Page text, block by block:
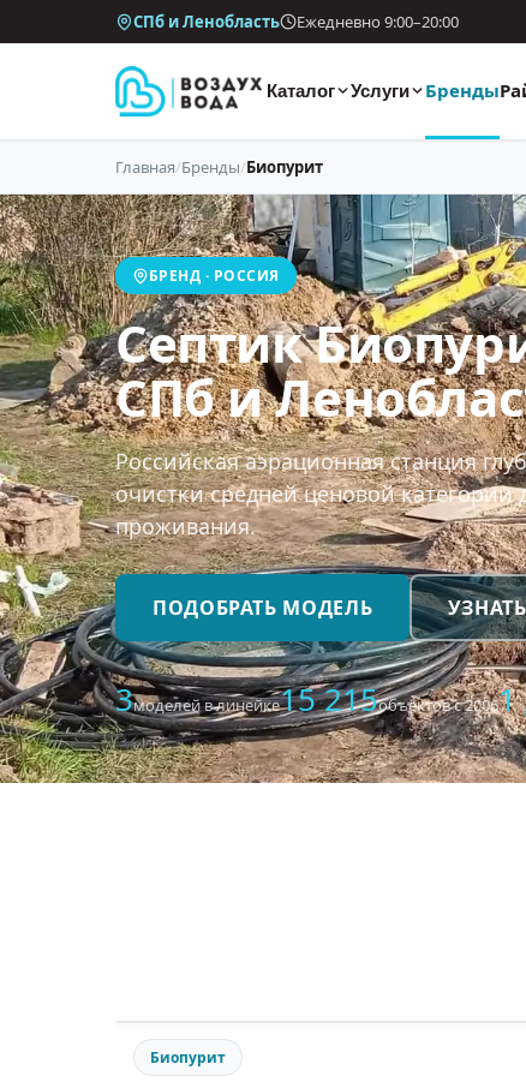
СПб и Ленобласть Ежедневно 9:00–20:00
Каталог Услуги Бренды
Главная/Бренды/Биопурит
БРЕНД · РОССИЯ
Септик
СПб и
Российская аэрационная станция
очистки средней ценовой категории
проживания.
ПОДОБРАТЬ МОДЕЛЬ
3моделей в линейке15 215объектов с 20061
Биопурит